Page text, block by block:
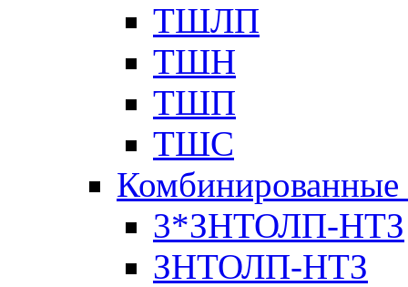
ТШЛП
ТШН
ТШП
ТШС
Комбинированные
3*ЗНТОЛП-НТЗ
ЗНТОЛП-НТЗ